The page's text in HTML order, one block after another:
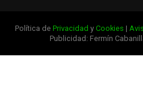
Política de Privacidad y Cookies |
Publicidad: Fermín